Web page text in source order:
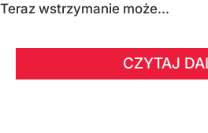
Teraz wstrzymanie może...
CZYTAJ